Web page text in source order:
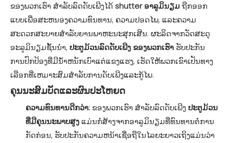
ຂອງພວກເຮົາ ສໍາລັບລົດດັບເພີງໄດ້shutter ອາລູມິນຽມຖືກອອກ
ແບບເພື່ອສະຫນອງຄວາມທົນທານ, ຄວາມປອດໄພ, ແລະຄວາມ
ສະດວກສະບາຍສໍາລັບຍານພາຫະນະສຸກເສີນ. ຜະລິດຈາກວັດສະດຸ
ອະລູມິນຽມຊັ້ນນໍາ, ປະຕູມ້ວນລົດດັບເພີງ ຂອງພວກເຮົາ ຮັບປະກັນ
ການປົກປ້ອງທີ່ມີນ້ໍາຫນັກເບົາແຕ່ແຂງແຮງ, ເຮັດໃຫ້ພວກເຂົາເປັນທາງ
ເລືອກທີ່ເຫມາະສົມສໍາລັບການດັບເພີງແລະກູ້ໄພ.
ຄຸນນະສົມບັດແລະຜົນປະໂຫຍດ
ຄວາມທົນທານດີກວ່າ: ຂອງພວກເຮົາ ສໍາລັບລົດດັບເພີງປະຕູມ້ວນ
ທີ່ມີຄຸນນະພາບສູງ ແມ່ນກໍ່ສ້າງຈາກອາລູມິນຽມທີ່ທົນທານຕໍ່ການ
ກັດກ່ອນ, ຮັບປະກັນຄວາມຫນ້າເຊື່ອຖືໃນໄລຍະຍາວເຖິງແມ່ນວ່າ